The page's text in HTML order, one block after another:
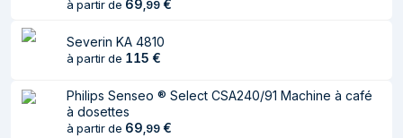
Type de produit
Capacité du
0,8 L
Type d'entrée à
à partir de 69 99 €
Severin KA 4810
à partir de 115 €
Philips Senseo ® Select CSA240/91 Machine à café
à dosettes
à partir de 69 99 €